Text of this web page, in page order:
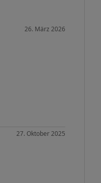
26. März 2026
27. Oktober 2025